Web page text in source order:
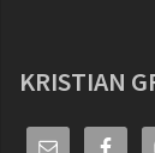
KRISTIAN